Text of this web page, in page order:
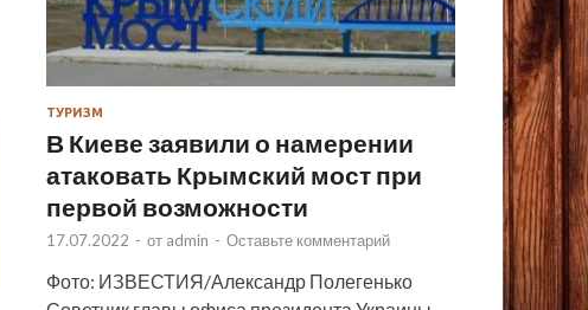
ТУРИЗМ
В Киеве заявили о намерении
атаковать Крымский мост при
первой возможности
17.07.2022 - от admin - Оставьте комментарий
Фото: ИЗВЕСТИЯ/Александр Полегенько